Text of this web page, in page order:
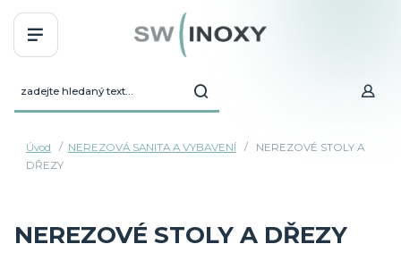
Úvod NEREZOVÁ SANITA A VYBAVENÍ
NEREZOVÉ STOLY A
DŘEZY
NEREZOVÉ STOLY A DŘEZY